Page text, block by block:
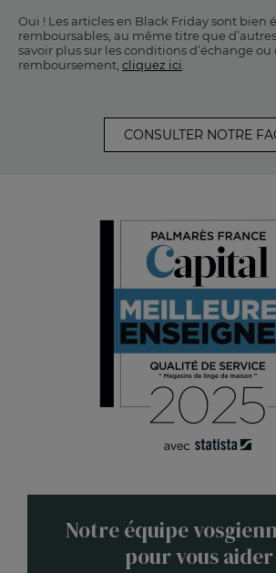
Oui ! Les articles en Black Friday sont bien
remboursables, au même titre que
savoir plus sur les conditions d’échange ou
remboursement, cliquez ici.
CONSULTER NOTRE
Notre équipe
pour vous aider